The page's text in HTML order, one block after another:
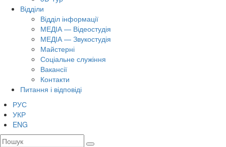
Відділи
Відділ інформації
МЕДІА — Відеостудія
МЕДІА — Звукостудія
Майстерні
Соціальне служіння
Вакансії
Контакти
Питання і відповіді
РУС
УКР
ENG